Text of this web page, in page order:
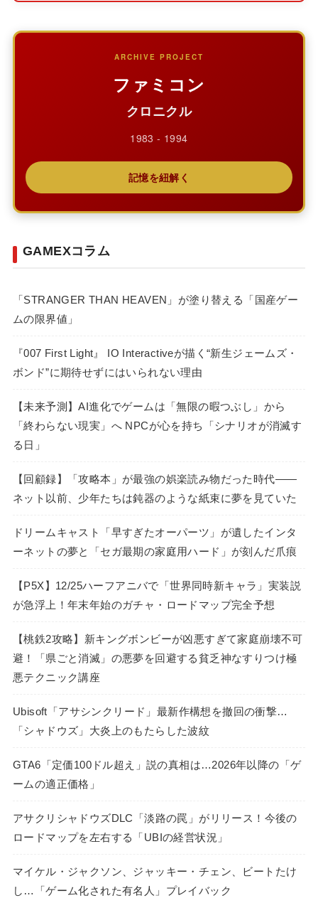
ARCHIVE PROJECT
ファミコン
クロニクル
1983 - 1994
記憶を紐解く
GAMEXコラム
「STRANGER THAN HEAVEN」が塗り替える「国産ゲー
ムの限界値」
『007 First Light』 IO Interactiveが描く“新生ジェームズ・
ボンド”に期待せずにはいられない理由
【未来予測】AI進化でゲームは「無限の暇つぶし」から
「終わらない現実」へ NPCが心を持ち「シナリオが消滅す
る日」
【回顧録】「攻略本」が最強の娯楽読み物だった時代――
ネット以前、少年たちは鈍器のような紙束に夢を見ていた
ドリームキャスト「早すぎたオーパーツ」が遺したインタ
ーネットの夢と「セガ最期の家庭用ハード」が刻んだ爪痕
【P5X】12/25ハーフアニバで「世界同時新キャラ」実装説
が急浮上！年末年始のガチャ・ロードマップ完全予想
【桃鉄2攻略】新キングボンビーが凶悪すぎて家庭崩壊不可
避！「県ごと消滅」の悪夢を回避する貧乏神なすりつけ極
悪テクニック講座
Ubisoft「アサシンクリード」最新作構想を撤回の衝撃…
「シャドウズ」大炎上のもたらした波紋
GTA6「定価100ドル超え」説の真相は…2026年以降の「ゲ
ームの適正価格」
アサクリシャドウズDLC「淡路の罠」がリリース！今後の
ロードマップを左右する「UBIの経営状況」
マイケル・ジャクソン、ジャッキー・チェン、ビートたけ
し…「ゲーム化された有名人」プレイバック